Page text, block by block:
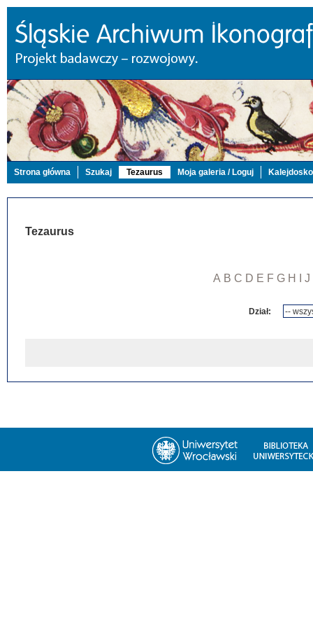
Strona główna Szukaj Tezaurus Moja galeria / Loguj
Tezaurus
A B C D E F G H J
Dział: